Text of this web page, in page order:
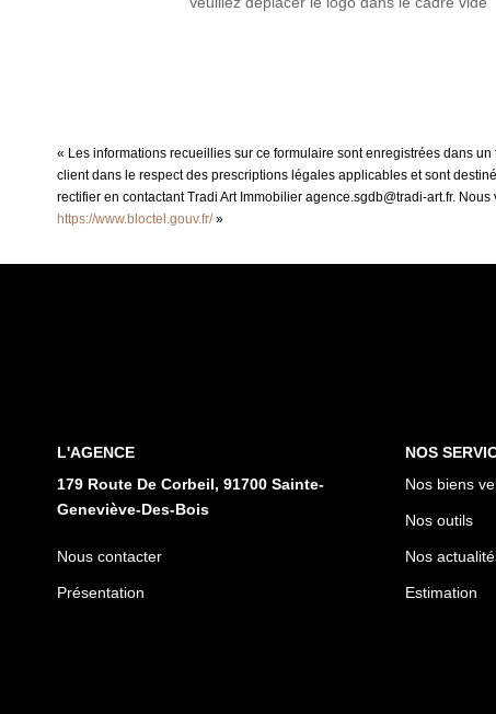
« Les informations recueillies sur ce formulaire sont enregistrées dans
client dans le respect des prescriptions légales applicables et sont
rectifier en contactant Tradi Art Immobilier agence.sgdb@tradi-art.fr.
https://www.bloctel.gouv.fr/»
L'AGENCE
179 Route De Corbeil, 91700 Sainte-
Geneviève-Des-Bois
Nous contacter
Présentation
NOS
Nos biens
Nos outils
Nos
Estimation